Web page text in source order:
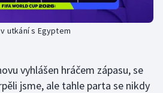
utkání s Egyptem
vyhlášen hráčem zápasu, se
jsme, ale tahle parta se nikdy